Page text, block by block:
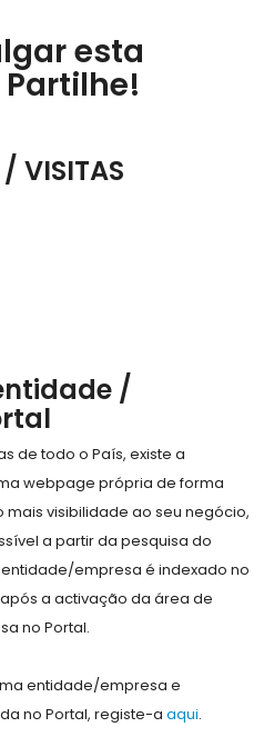
esta
VISITAS
/
de todo o País, existe a
webpage própria de forma
visibilidade ao seu negócio,
a partir da pesquisa do
entidade/empresa é indexado no
a activação da área de
no Portal.
entidade/empresa e
no Portal, registe-a aqui.